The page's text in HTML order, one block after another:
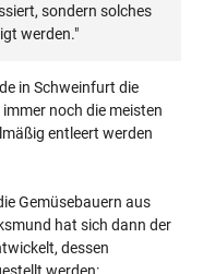
sondern solches
werden."
in Schweinfurt die
noch die meisten
entleert werden
Gemüsebauern aus
hat sich dann der
dessen
werden: